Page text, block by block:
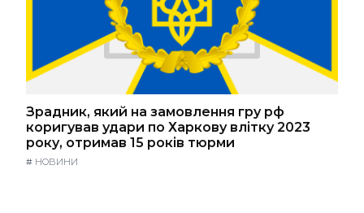
Зрадник, який на замовлення гру рф
коригував удари по Харкову влітку 2023
року, отримав 15 років тюрми
# НОВИНИ